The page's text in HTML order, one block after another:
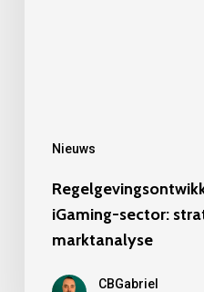
Nieuws
iGaming-sector:
marktanalyse
CBGabriel